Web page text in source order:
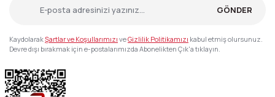
GÖNDER
KaydolarakŞartlar ve Koşullarımızı veGizlilik Politikamızı kabul etmiş olursunuz.
Devre dışı bırakmak için e-postalarımızda Abonelikten Çık'a tıklayın.